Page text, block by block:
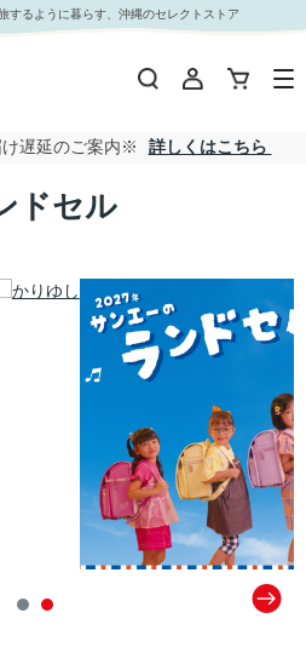
するように暮らす、沖縄のセレクトストア
け遅延のご案内※ 詳しくはこちら
ドセル